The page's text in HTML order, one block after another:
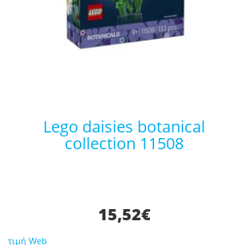
lego daisies botanical
collection 11508
15,52€
τιμή Web